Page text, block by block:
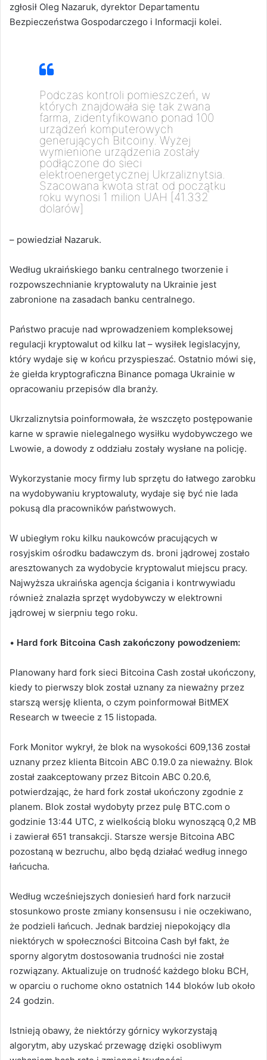
zgłosił Oleg Nazaruk, dyrektor Departamentu
Bezpieczeństwa Gospodarczego i Informacji kolei.
Podczas kontroli pomieszczeń, w
których znajdowała się tak zwana
farma, zidentyfikowano ponad 100
urządzeń komputerowych
generujących Bitcoiny. Wyżej
wymienione urządzenia zostały
podłączone do sieci
elektroenergetycznej Ukrzaliznytsia.
Szacowana kwota strat od początku
roku wynosi 1 milion UAH [41.332
dolarów]
– powiedział Nazaruk.
Według ukraińskiego banku centralnego tworzenie i
rozpowszechnianie kryptowaluty na Ukrainie jest
zabronione na zasadach banku centralnego.
Państwo pracuje nad wprowadzeniem kompleksowej
regulacji kryptowalut od kilku lat – wysiłek legislacyjny,
który wydaje się w końcu przyspieszać. Ostatnio mówi się,
że giełda kryptograficzna Binance pomaga Ukrainie w
opracowaniu przepisów dla branży.
Ukrzaliznytsia poinformowała, że wszczęto postępowanie
karne w sprawie nielegalnego wysiłku wydobywczego we
Lwowie, a dowody z oddziału zostały wysłane na policję.
Wykorzystanie mocy firmy lub sprzętu do łatwego zarobku
na wydobywaniu kryptowaluty, wydaje się być nie lada
pokusą dla pracowników państwowych.
W ubiegłym roku kilku naukowców pracujących w
rosyjskim ośrodku badawczym ds. broni jądrowej zostało
aresztowanych za wydobycie kryptowalut miejscu pracy.
Najwyższa ukraińska agencja ścigania i kontrwywiadu
również znalazła sprzęt wydobywczy w elektrowni
jądrowej w sierpniu tego roku.
• Hard fork Bitcoina Cash zakończony powodzeniem:
Planowany hard fork sieci Bitcoina Cash został ukończony,
kiedy to pierwszy blok został uznany za nieważny przez
starszą wersję klienta, o czym poinformował BitMEX
Research w tweecie z 15 listopada.
Fork Monitor wykrył, że blok na wysokości 609,136 został
uznany przez klienta Bitcoin ABC 0.19.0 za nieważny. Blok
został zaakceptowany przez Bitcoin ABC 0.20.6,
potwierdzając, że hard fork został ukończony zgodnie z
planem. Blok został wydobyty przez pulę BTC.com o
godzinie 13:44 UTC, z wielkością bloku wynoszącą 0,2 MB
i zawierał 651 transakcji. Starsze wersje Bitcoina ABC
pozostaną w bezruchu, albo będą działać według innego
łańcucha.
Według wcześniejszych doniesień hard fork narzucił
stosunkowo proste zmiany konsensusu i nie oczekiwano,
że podzieli łańcuch. Jednak bardziej niepokojący dla
niektórych w społeczności Bitcoina Cash był fakt, że
sporny algorytm dostosowania trudności nie został
rozwiązany. Aktualizuje on trudność każdego bloku BCH,
w oparciu o ruchome okno ostatnich 144 bloków lub około
24 godzin.
Istnieją obawy, że niektórzy górnicy wykorzystają
algorytm, aby uzyskać przewagę dzięki osobliwym